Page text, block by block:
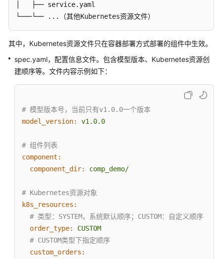
用
指
过
IAM
授
使
ServiceStage
权
限
境
管
理
应
用
│   ├── service.yaml
└───└── ...（其他Kubernetes资源文件）
其中，Kubernetes资源文件只在容器部署方式部署的组件中生效。
spec.yaml，配置信息文件。包含模型版本、Kubernetes资源创
建顺序等。文件内容示例如下：
# 模型版本号，当前只有v1.0.0一个版本
model_version:
v1.0.0
# 组件列表
component:
component_dir:
comp_demo/
# Kubernetes资源对象
k8s_resources:
# 类型：SYSTEM，系统默认顺序；CUSTOM：自定义顺序
order_type:
CUSTOM
# CUSTOM类型下指定顺序
custom_orders: